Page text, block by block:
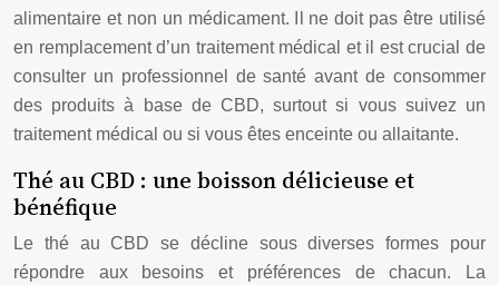
alimentaire et non un médicament. Il ne doit pas être utilisé
en remplacement d’un traitement médical et il est crucial de
consulter un professionnel de santé avant de consommer
des produits à base de CBD, surtout si vous suivez un
traitement médical ou si vous êtes enceinte ou allaitante.
Thé au CBD : une boisson délicieuse et
bénéfique
Le thé au CBD se décline sous diverses formes pour
répondre aux besoins et préférences de chacun. La